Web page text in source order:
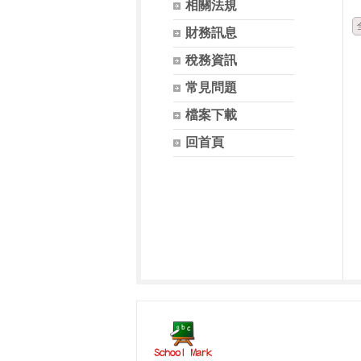
相關法規
財務訊息
稅務資訊
常見問題
檔案下載
回首頁